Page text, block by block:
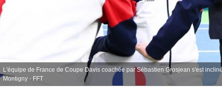
L'équipe de France de Coupe Davis coachée par Sébastien Grosjean s'est
Montigny - FFT